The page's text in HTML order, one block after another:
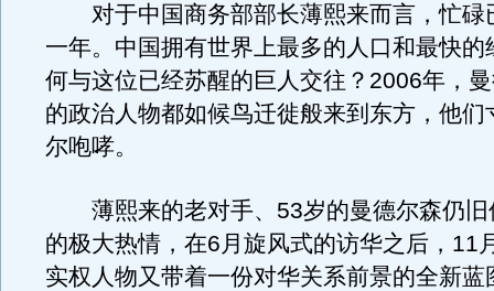
对于中国商务部部长薄熙来而言，忙碌
一年。中国拥有世界上最多的人口和最快的
何与这位已经苏醒的巨人交往？2006年，
的政治人物都如候鸟迁徙般来到东方，他们
尔咆哮。
薄熙来的老对手、53岁的曼德尔森仍旧
的极大热情，在6月旋风式的访华之后，11
实权人物又带着一份对华关系前景的全新蓝